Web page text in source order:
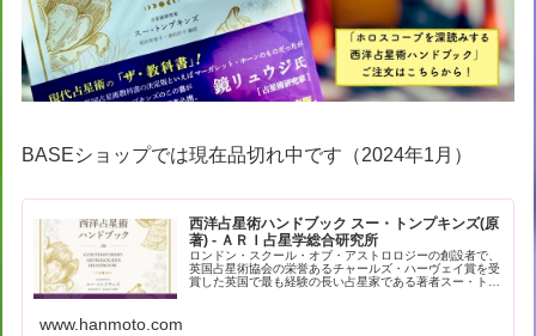
BASEショップでは現在品切れ中です（2024年1月）
西洋占星術ハンドブック スー・トンプキンズ(原
著) - ＡＲＩ占星学総合研究所
ロンドン・スクール・オブ・アストロロジーの創設者で、
英国占星術協会の栄誉あるチャールズ・ハーヴェイ賞を受
賞した英国で最も経験の長い占星家である著者スー・トン
www.hanmoto.com